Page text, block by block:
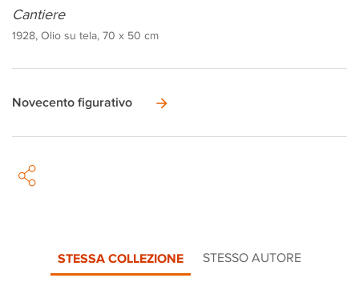
Cantiere
1928, Olio su tela, 70 x 50 cm
Novecento figurativo
STESSA COLLEZIONE STESSO AUTORE